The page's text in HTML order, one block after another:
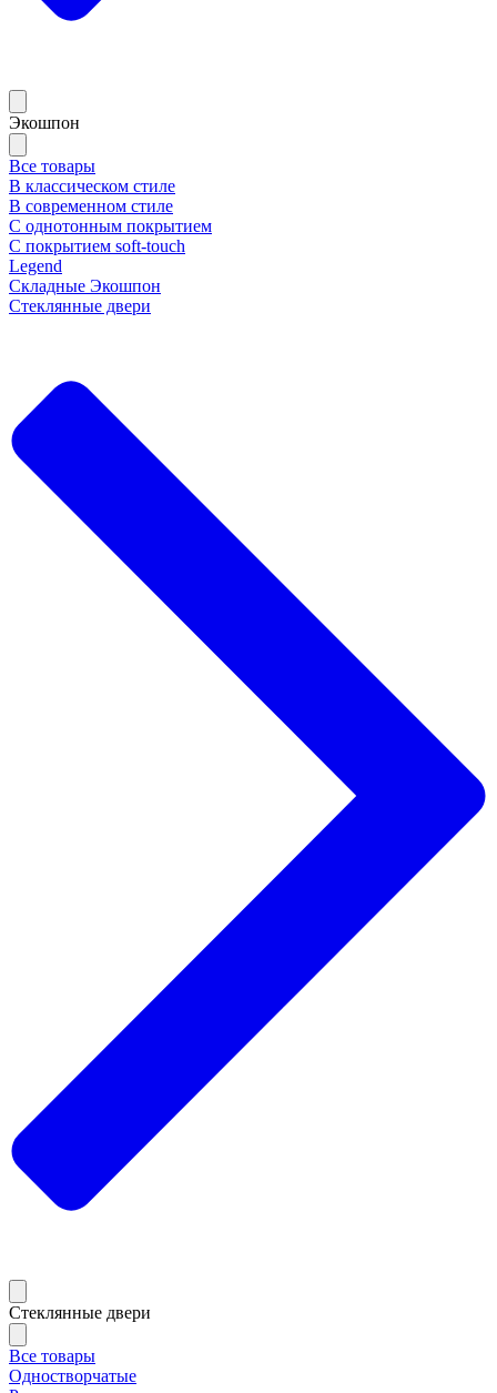
Экошпон
Все товары
В классическом стиле
В современном стиле
С однотонным покрытием
С покрытием soft-touch
Legend
Складные Экошпон
Стеклянные двери
Стеклянные двери
Все товары
Одностворчатые